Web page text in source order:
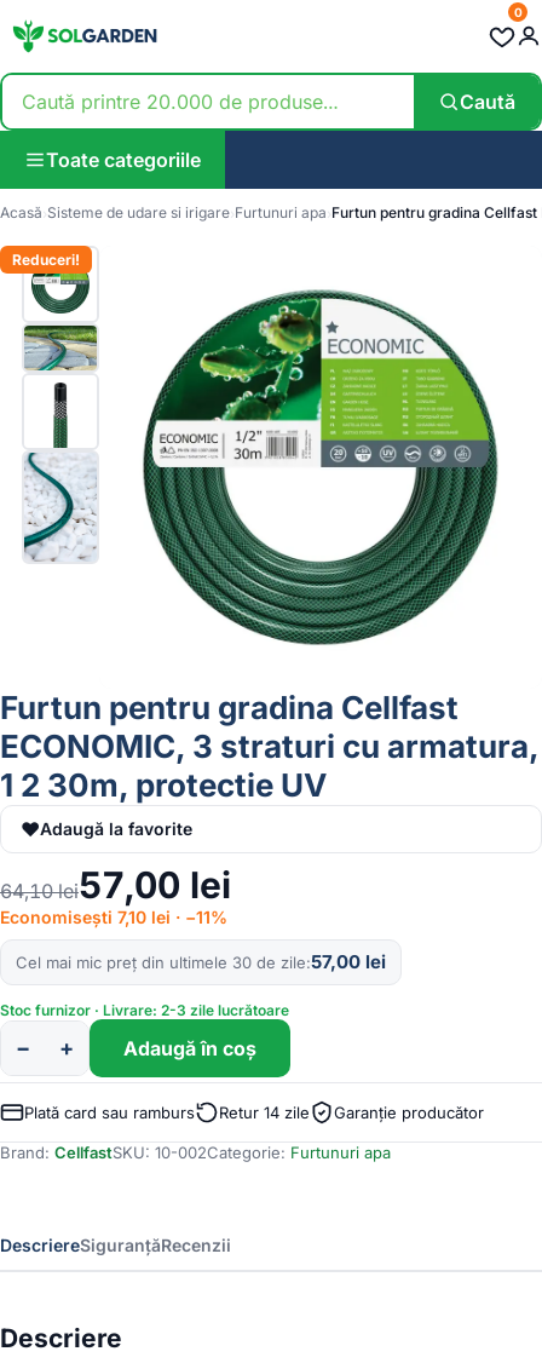
Caută
0
Toate categoriile
Acasă Sisteme de udare si irigare Furtunuri apa Furtun pentru gradina
Reduceri!
Furtun pentru gradina Cellfast
ECONOMIC, 3 straturi cu armatura,
1 2 30m, protectie UV
♥Adaugă la favorite
64,10lei57,00 lei
Economisești 7,10 lei · −11%
Cel mai mic preț din ultimele 30 de zile 57,00 lei
Stoc furnizor · Livrare: 2-3 zile lucrătoare
Cantitate
Furtun
pentru
Cellfast
cu
armatura,
2
30m,
− + Adaugă în coș
Plată card sau ramburs Retur 14 zile Garanție producător
Brand: CellfastSKU: 10-002Categorie: Furtunuri apa
DescriereSiguranțăRecenzii
Descriere